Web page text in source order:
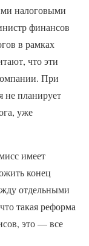
налоговыми
финансов
в рамках
что эти
При
не планирует
уже
имеет
конец
отдельными
такая реформа
это — все